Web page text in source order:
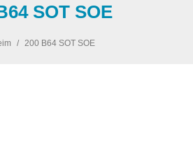
SOT SOE
/ 200 B64 SOT SOE